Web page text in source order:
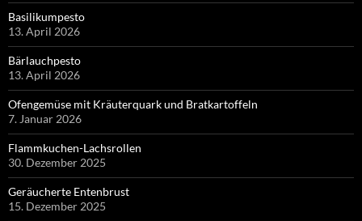
Basilikumpesto
13. April 2026
Bärlauchpesto
13. April 2026
Ofengemüse mit Kräuterquark und Bratkartoffeln
7. Januar 2026
Flammkuchen-Lachsrollen
30. Dezember 2025
Geräucherte Entenbrust
15. Dezember 2025